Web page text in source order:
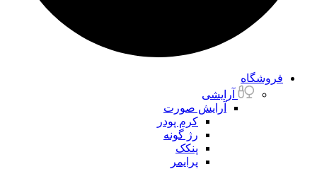
فروشگاه
آرایشی
آرایش صورت
کرم پودر
رژ گونه
پنکک
پرایمر